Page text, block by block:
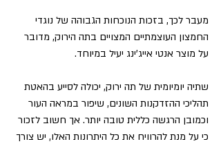
מעבר לכך, בזכות הנוכחות הגבוהה של נוגדי
החמצון העוצמתיים המצויים בתה הירוק, מדובר
על מוצר אנטי אייג'ינג יעיל במיוחד.
שתיה יומיומית של תה ירוק, יכולה לסייע בהאטת
תהליכי ההזדקנות השונים, שיפור במראה העור
וכמובן הרגשה כללית טובה יותר. אך חשוב לזכור
כי על מנת להרוויח את כל היתרונות האלו, יש צורך